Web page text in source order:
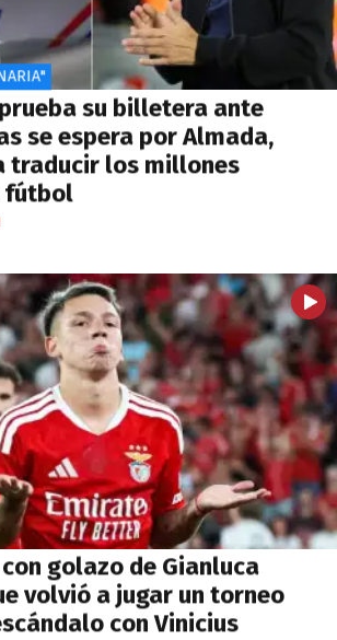
su billetera ante
se espera por Almada,
traducir los millones
fútbol
golazo de Gianluca
volvió a jugar un torneo
con Vinicius